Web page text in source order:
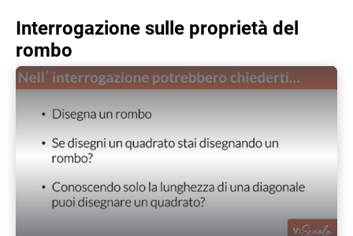
Interrogazione sulle proprietà del
rombo
Play Video